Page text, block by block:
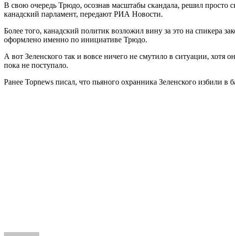
В свою очередь Трюдо, осознав масштабы скандала, решил просто
канадский парламент, передают РИА Новости.
Более того, канадский политик возложил вину за это на спикера
оформлено именно по инициативе Трюдо.
А вот Зеленского так и вовсе ничего не смутило в ситуации,
пока не поступало.
Ранее Topnews писал, что пьяного охранника Зеленского избили